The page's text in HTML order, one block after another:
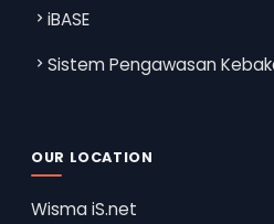
iBASE
Sistem Pengawasan
OUR LOCATION
Wisma iS.net